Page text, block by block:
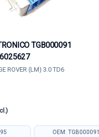
TGB000091
ROVER (LM) 3.0 TD6
OEM: TGB000091